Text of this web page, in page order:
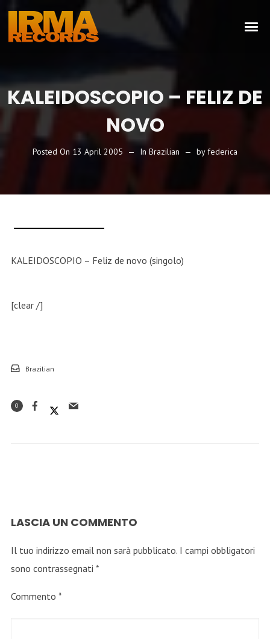
KALEIDOSCOPIO – FELIZ DE
NOVO
Posted On 13 April 2005 In Brazilian byfederica
KALEIDOSCOPIO – Feliz de novo (singolo)
[clear /]
Brazilian
0
LASCIA UN COMMENTO
Il tuo indirizzo email non sarà pubblicato. I campi obbligatori
sono contrassegnati *
Commento *